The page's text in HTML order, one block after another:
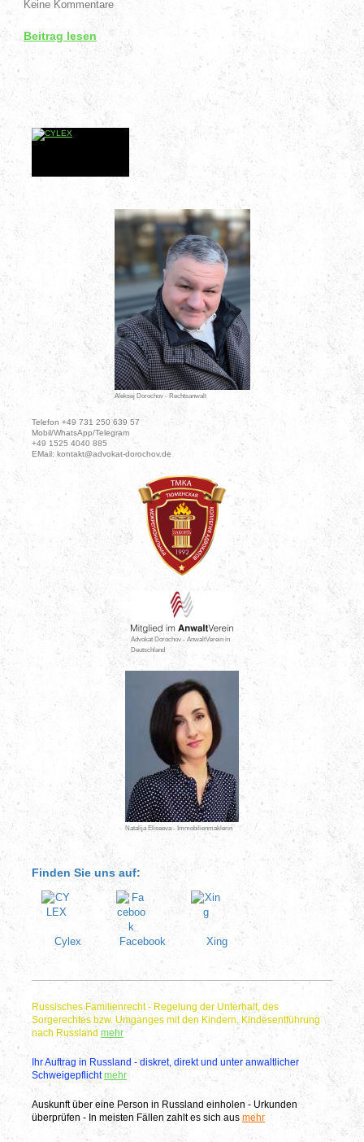
Keine Kommentare
Beitrag lesen
Aleksej Dorochov - Rechtsanwalt
Telefon +49 731 250 639 57
Mobil/WhatsApp/Telegram
+49 1525 4040 885
EMail: kontakt@advokat-dorochov.de
Advokat Dorochov - AnwaltVerein in
Deutschland
Natalija Eliseeva - Immobilienmaklerin
Finden Sie uns auf:
Cylex Facebook Xing
Russisches Familienrecht - Regelung der Unterhalt, des
Sorgerechtes bzw. Umganges mit den Kindern, Kindesentführung
nach Russland mehr
Ihr Auftrag in Russland - diskret, direkt und unter anwaltlicher
Schweigepflicht mehr
Auskunft über eine Person in Russland einholen - Urkunden
überprüfen - In meisten Fällen zahlt es sich aus mehr